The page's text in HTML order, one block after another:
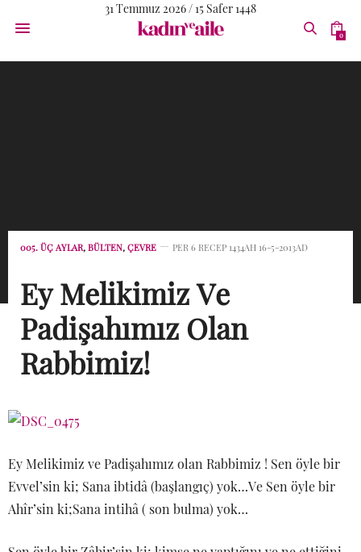
31 Temmuz 2026 / 15 Safer 1448
0
005. ÜÇ AYLAR, BÜLTEN, ÇEVRE PER 6 RECEP 1434AH 16-5-2013AD
Ey Melikimiz Ve
Padişahımız Olan
Rabbimiz!
Ey Melikimiz ve Padişahımız olan Rabbimiz ! Sen öyle bir
Evvel’sin ki; Sana ibtidâ (başlangıç) yok…Ve Sen öyle bir
Ahîr’sin ki;Sana intihâ ( son bulma) yok…